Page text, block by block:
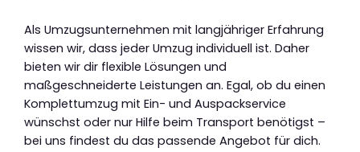
Als Umzugsunternehmen mit langjähriger Erfahrung
wissen wir, dass jeder Umzug individuell ist. Daher
bieten wir dir flexible Lösungen und
maßgeschneiderte Leistungen an. Egal, ob du einen
Komplettumzug mit Ein- und Auspackservice
wünschst oder nur Hilfe beim Transport benötigst –
bei uns findest du das passende Angebot für dich.